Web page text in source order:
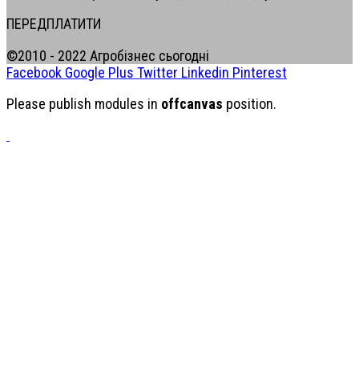
ПЕРЕДПЛАТИТИ
©2010 - 2022 Агробізнес сьогодні
Facebook Google Plus Twitter Linkedin Pinterest
Please publish modules in offcanvas position.